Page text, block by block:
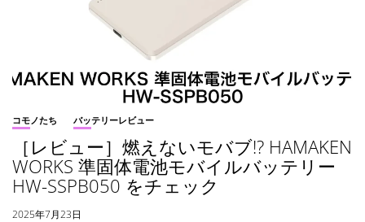
コモノたち バッテリーレビュー
［レビュー］燃えないモバブ!? HAMAKEN
WORKS 準固体電池モバイルバッテリー
HW-SSPB050 をチェック
2025年7月23日